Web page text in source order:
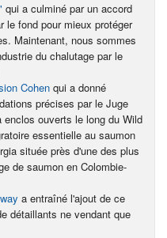
qui a culminé par un accord
le fond pour mieux protéger
Maintenant, nous sommes
du chalutage par le
Cohen qui a donné
précises par le Juge
ouverts le long du Wild
essentielle au saumon
située près d'une des plus
de saumon en Colombie-
a entraîné l'ajout de ce
détaillants ne vendant que